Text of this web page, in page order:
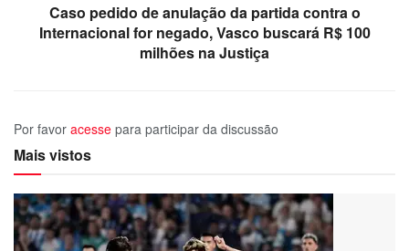
Caso pedido de anulação da partida contra o
Internacional for negado, Vasco buscará R$ 100
milhões na Justiça
Por favor acesse para participar da discussão
Mais vistos